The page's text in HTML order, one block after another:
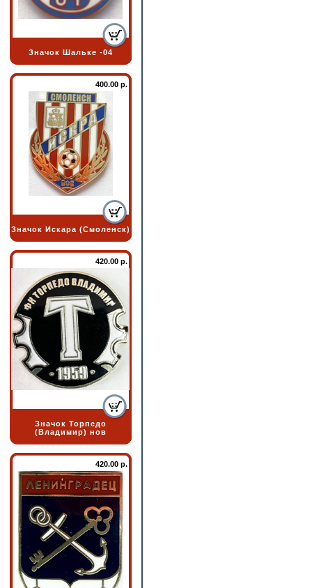
Значок Шальке -04
400.00 р.
Значок Искара (Смоленск)
420.00 р.
Значок Торпедо
(Владимир) нов
420.00 р.